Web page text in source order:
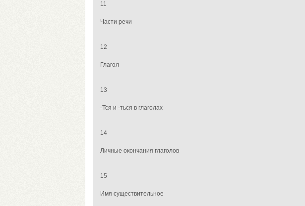
11
Части речи
12
Глагол
13
-Тся и -ться в глаголах
14
Личные окончания глаголов
15
Имя существительное